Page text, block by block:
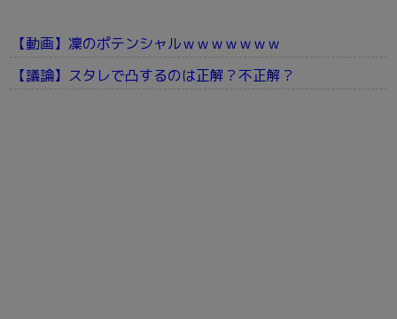
【動画】凜のポテンシャルｗｗｗｗｗｗｗ
【議論】スタレで凸するのは正解？不正解？